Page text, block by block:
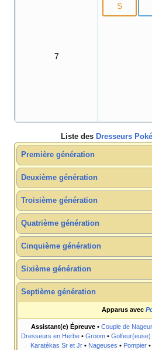
7
S
Liste des Dresseurs
Première génération
Deuxième génération
Troisième génération
Quatrième génération
Cinquième génération
Sixième génération
Septième génération
Apparus avec
Assistant(e) Épreuve • Couple de
Dresseurs en Herbe • Groom • Golfeur(euse)
Karatékas Sr et Jr • Nageuses • Pompier •